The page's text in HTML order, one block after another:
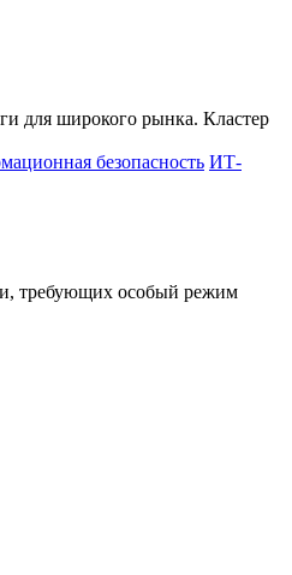
для широкого рынка. Кластер
безопасность ИТ-
требующих особый режим